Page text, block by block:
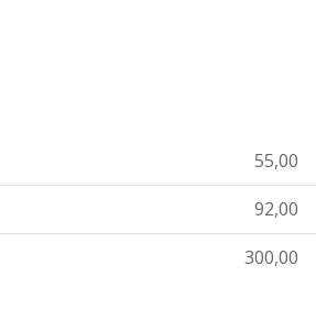
55,00
92,00
300,00